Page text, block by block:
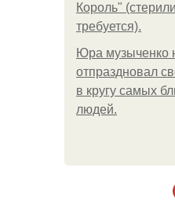
Король"
требуется).
Юра музыченко
отпраздновал
в кругу самых
людей.